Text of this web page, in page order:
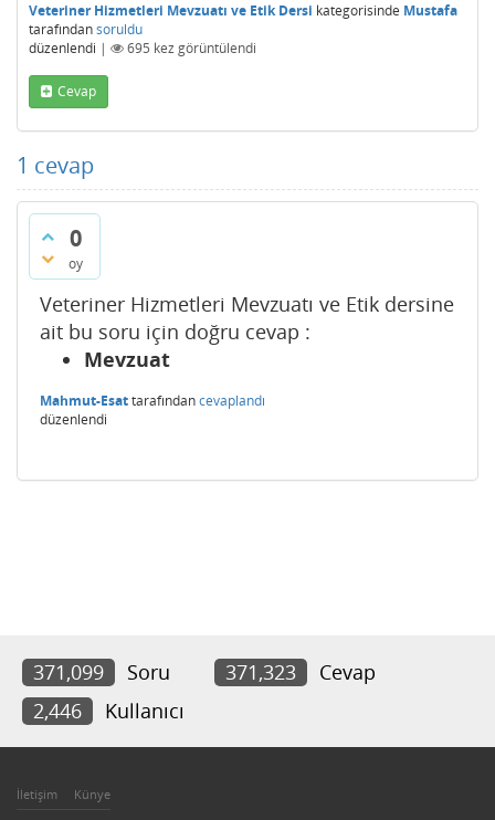
Veteriner Hizmetleri Mevzuatı ve Etik Dersi kategorisinde Mustafa
tarafındansoruldu
düzenlendi | 695 kez görüntülendi
Cevap
1 cevap
0
oy
Veteriner Hizmetleri Mevzuatı ve Etik dersine
ait bu soru için doğru cevap :
Mevzuat
Mahmut-Esattarafındancevaplandı
düzenlendi
371,099 Soru 371,323
Cevap
2,446
Kullanıcı
İletişim Künye